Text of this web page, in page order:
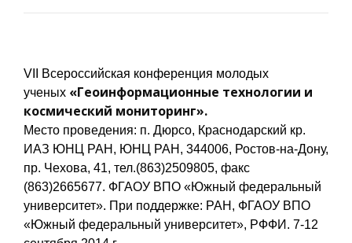
VII Всероссийская конференция молодых
ученых «Геоинформационные технологии и
космический мониторинг».
Место проведения: п. Дюрсо, Краснодарский кр.
ИАЗ ЮНЦ РАН, ЮНЦ РАН, 344006, Ростов-на-Дону,
пр. Чехова, 41, тел.(863)2509805, факс
(863)2665677. ФГАОУ ВПО «Южный федеральный
университет». При поддержке: РАН, ФГАОУ ВПО
«Южный федеральный университет», РФФИ. 7-12